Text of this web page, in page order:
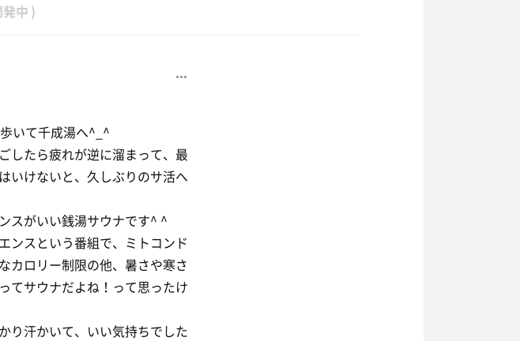
発中 )
いて千成湯へ^_^
したら疲れが逆に溜まって、最
いけないと、久しぶりのサ活へ
スがいい銭湯サウナです^ ^
ンスという番組で、ミトコンド
カロリー制限の他、暑さや寒さ
てサウナだよね！って思ったけ
り汗かいて、いい気持ちでした